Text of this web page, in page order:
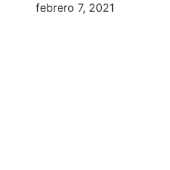
febrero 7, 2021